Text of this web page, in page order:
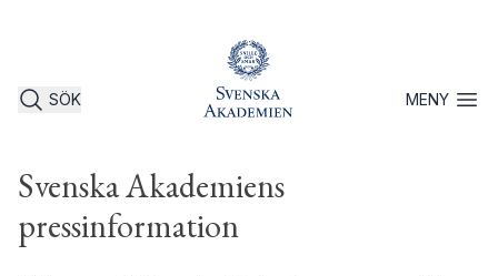
SÖK MENYÖppna
Svenska Akademiens
pressinformation